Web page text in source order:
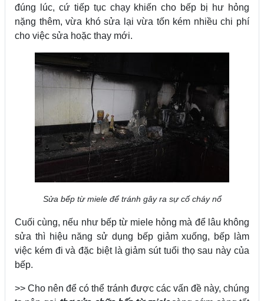
đúng lúc, cứ tiếp tục chạy khiến cho bếp bị hư hỏng
nặng thêm, vừa khó sửa lại vừa tốn kém nhiều chi phí
cho việc sửa hoặc thay mới.
Sửa bếp từ miele để tránh gây ra sự cố cháy nổ
Cuối cùng, nếu như bếp từ miele hỏng mà để lâu không
sửa thì hiệu năng sử dụng bếp giảm xuống, bếp làm
việc kém đi và đặc biệt là giảm sút tuổi thọ sau này của
bếp.
>> Cho nên để có thể tránh được các vấn đề này, chúng